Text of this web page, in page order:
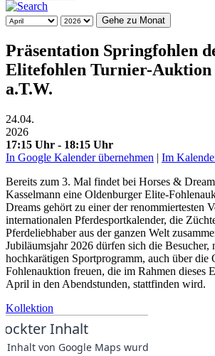
Gehe zu Monat
Präsentation Springfohlen
Elitefohlen Turnier-Auktion
a.T.W.
24.04.
2026
17:15 Uhr - 18:15 Uhr
In Google Kalender übernehmen | Im
Bereits zum 3. Mal findet bei Horses &
Kasselmann eine Oldenburger Elite-
Dreams gehört zu einer der renommiertesten
internationalen Pferdesportkalender, die
Pferdeliebhaber aus der ganzen Welt
Jubiläumsjahr 2026 dürfen sich die Besucher,
hochkarätigen Sportprogramm, auch über die
Fohlenauktion freuen, die im Rahmen dieses
April in den Abendstunden, stattfinden wird.
Kollektion